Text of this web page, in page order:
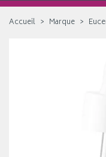
Accueil Marque